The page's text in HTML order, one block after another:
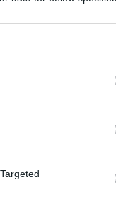
δέχτηκε
στο επόμενο